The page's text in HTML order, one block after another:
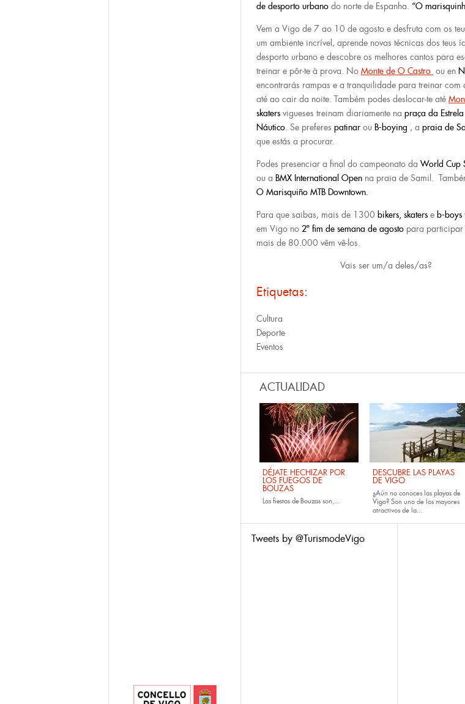
de desporto urbano do norte de Espanha. “O
Vem a Vigo de 7 ao 10 de agosto e desfruta com os
um ambiente incrível, aprende novas técnicas dos teus
desporto urbano e descobre os melhores cantos para
treinar e pôr-te à prova. No Monte de O Castro ou en
encontrarás rampas e a tranquilidade para treinar com
até ao cair da noite. Também podes deslocar-te até
skaters vigueses treinam diariamente na praça da Estrela
Náutico. Se preferes patinar ou B-boying , a praia de
que estás a procurar.
Podes presenciar a final do campeonato da World Cup
ou a BMX International Open na praia de Samil.
O Marisquiño MTB Downtown.
Para que saibas, mais de 1300 bikers, skaters e b-boys
em Vigo no 2º fim de semana de agosto para participar
mais de 80.000 vêm vê-los.
Vais ser um/a deles/as?
Etiquetas:
Cultura
Deporte
Eventos
ACTUALIDAD
DÉJATE HECHIZAR POR
LOS FUEGOS DE
BOUZAS
Las fiestas de Bouzas son,...
DESCUBRE LAS PLAYAS
DE VIGO
¿Aún no conoces las playas de
Vigo? Son uno de los mayores
atractivos de la...
Tweets by @TurismodeVigo